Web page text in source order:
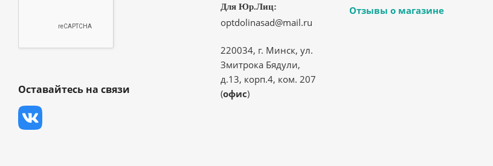
Оставайтесь на связи
Для Юр.Лиц:
optdolinasad@mail.ru
220034, г. Минск, ул.
Змитрока Бядули,
д.13, корп.4, ком. 207
(офис)
Отзывы о магазине